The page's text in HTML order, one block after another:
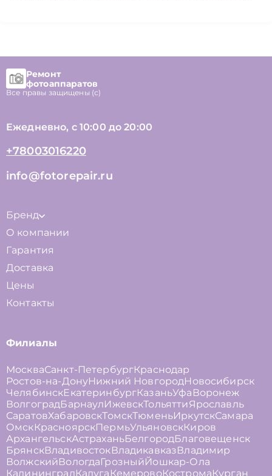
Ремонт
фотоаппаратов
Все правы защищены (с)
Ежедневно, с 10:00 до 20:00
+78003016220
info@fotorepair.ru
Бренд
О компании
Гарантия
Доставка
Цены
Контакты
Филиалы
МоскваСанкт-ПетербургКраснодар
Ростов-на-ДонуНижний НовгородНовосибирск
ЧелябинскЕкатеринбургКазаньУфа Воронеж
ВолгоградБарнаулИжевскТольяттиЯрославль
СаратовХабаровскТомскТюменьИркутскСамара
ОмскКрасноярскПермьУльяновскКиров
АрхангельскАстраханьБелгородБлаговещенск
БрянскВладивостокВладикавказВладимир
ВолжскийВологдаГрозныйЙошкар-Ола
КалининградКалуга КемеровоКостромаКурган